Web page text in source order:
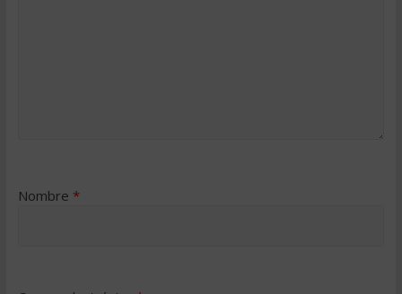
Nombre *